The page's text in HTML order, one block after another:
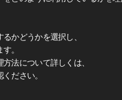
かどうかを選択し、
。
法について詳しくは、
ださい。